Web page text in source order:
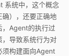
系统中，这个概念
），还要正确地
，Agent的执行过
导致系统行为对
须构建面向Agent